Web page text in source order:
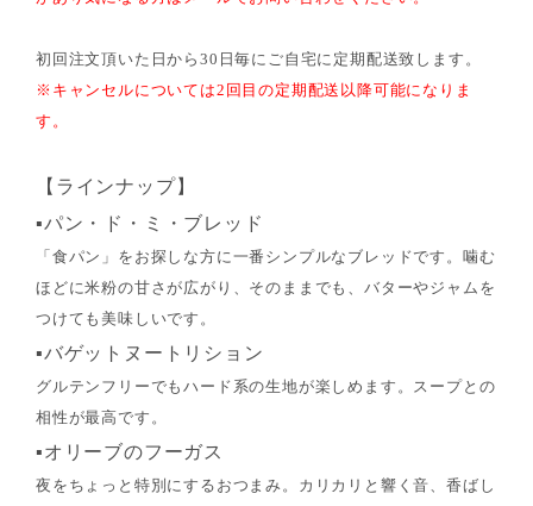
初回注文頂いた日から30日毎にご自宅に定期配送致します。
※キャンセルについては2回目の定期配送以降可能になりま
す。
【ラインナップ】
▪パン・ド・ミ・ブレッド
「食パン」をお探しな方に一番シンプルなブレッドです。噛む
ほどに米粉の甘さが広がり、そのままでも、バターやジャムを
つけても美味しいです。
▪バゲットヌートリション
グルテンフリーでもハード系の生地が楽しめます。スープとの
相性が最高です。
▪オリーブのフーガス
夜をちょっと特別にするおつまみ。カリカリと響く音、香ばし